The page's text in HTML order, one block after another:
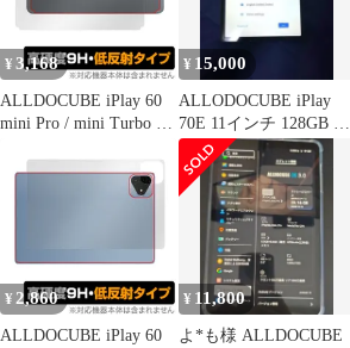
¥ 3,168
ALLDOCUBE iPlay 60
mini Pro / mini Turbo 背
OverLay 9H Plus for オ
ールドキューブ タブレ
¥ 15,000
ALLODOCUBE iPlay
70E 11インチ 128GB 付
属品完備
¥ 2,860
ALLDOCUBE iPlay 60
¥ 11,800
よ*も様 ALLDOCUBE